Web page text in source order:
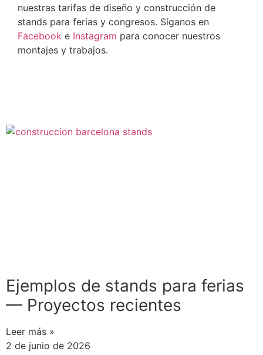
nuestras tarifas de diseño y construcción de
stands para ferias y congresos. Síganos en
Facebook e Instagram para conocer nuestros
montajes y trabajos.
Ejemplos de stands para ferias
— Proyectos recientes
Leer más »
2 de junio de 2026